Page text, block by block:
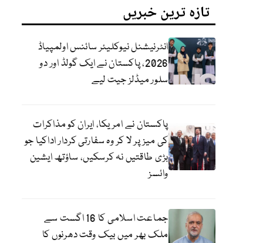
تازہ ترین خبریں
انٹرنیشنل نیوکلیئر سائنس اولمپیاڈ
2026، پاکستان نے ایک گولڈ اور دو
سلور میڈلز جیت لیے
پاکستان نے امریکا، ایران کو مذاکرات
کی میز پر لا کر وہ سفارتی کردار اداکیا جو
بڑی طاقتیں نہ کرسکیں، ساؤتھ ایشین
وائسز
جماعت اسلامی کا 16 اگست سے
ملک بھر میں بیک وقت دھرنوں کا